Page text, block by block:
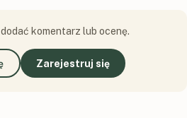
komentarz lub ocenę.
Zarejestruj się